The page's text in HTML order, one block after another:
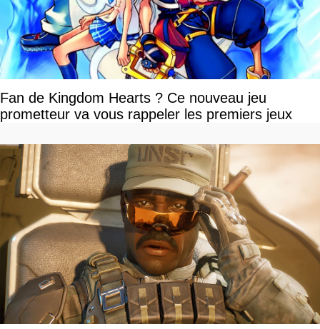
Fan de Kingdom Hearts ? Ce nouveau jeu
prometteur va vous rappeler les premiers jeux